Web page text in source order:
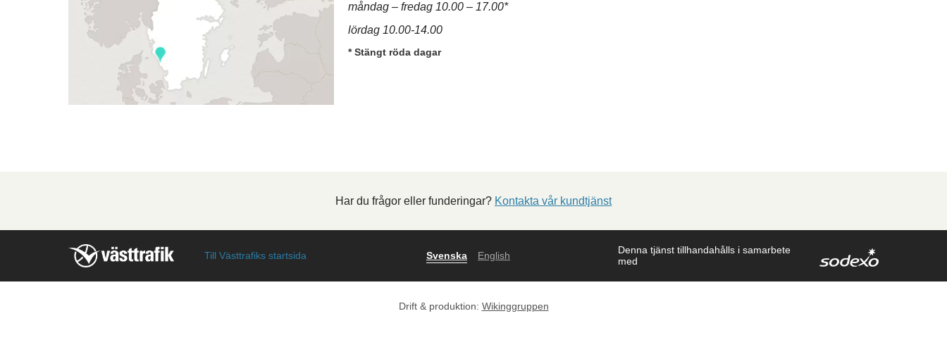
måndag – fredag 10.00 – 17.00*
lördag 10.00-14.00
* Stängt röda dagar
Har du frågor eller funderingar? Kontakta vår kundtjänst
Till Västtrafiks startsida Svenska English
Denna tjänst tillhandahålls i samarbete
med
Drift & produktion: Wikinggruppen